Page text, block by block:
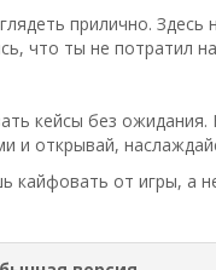
прилично. Здесь
что ты не потратил
кейсы без
и открывай,
от игры, а